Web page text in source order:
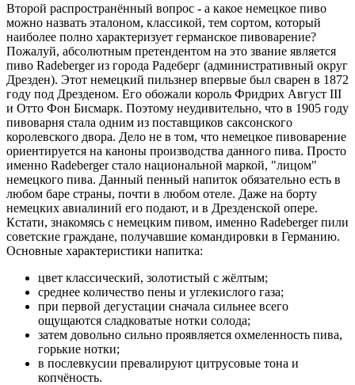
Второй распространённый вопрос - а какое немецкое пиво
можно назвать эталоном, классикой, тем сортом, который
наиболее полно характеризует германское пивоварение?
Пожалуй, абсолютным претендентом на это звание является
пиво Radeberger из города Радеберг (административный округ
Дрезден). Этот немецкий пильзнер впервые был сварен в 1872
году под Дрезденом. Его обожали король Фридрих Август III
и Отто Фон Бисмарк. Поэтому неудивительно, что в 1905 году
пивоварня стала одним из поставщиков саксонского
королевского двора. Дело не в том, что немецкое пивоварение
ориентируется на каноны производства данного пива. Просто
именно Radeberger стало национальной маркой, "лицом"
немецкого пива. Данный пенный напиток обязательно есть в
любом баре страны, почти в любом отеле. Даже на борту
немецких авиалиний его подают, и в Дрезденской опере.
Кстати, знакомясь с немецким пивом, именно Radeberger пили
советские граждане, получавшие командировки в Германию.
Основные характеристики напитка:
цвет классический, золотистый с жёлтым;
среднее количество пены и углекислого газа;
при первой дегустации сначала сильнее всего
ощущаются сладковатые нотки солода;
затем довольно сильно проявляется охмеленность пива,
горькие нотки;
в послевкусии превалируют цитрусовые тона и
копчёность.